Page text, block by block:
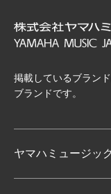
掲載しているブラン
ブランドです。
ヤマハミュージッ